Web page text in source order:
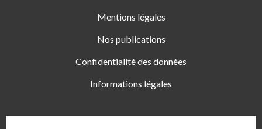
Mentions légales
Nos publications
Confidentialité des données
Informations légales